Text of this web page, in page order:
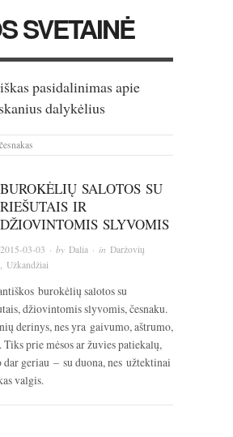
SVETAINĖ
pasidalinimas apie
skanius dalykėlius
česnakas
BUROKĖLIŲ SALOTOS SU
RIEŠUTAIS IR
DŽIOVINTOMIS SLYVOMIS
2015-03-03 · by Dalia · in Daržovių
, Užkandžiai
burokėlių salotos su
džiovintomis slyvomis, česnaku.
derinys, nes yra gaivumo, aštrumo,
prie mėsos ar žuvies patiekalų,
dar geriau – su duona, nes užtektinai
valgis.